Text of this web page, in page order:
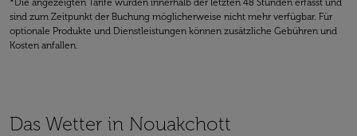
*Die angezeigten Tarife wurden innerhalb der letzten 48 Stunden erfasst und
sind zum Zeitpunkt der Buchung möglicherweise nicht mehr verfügbar. Für
optionale Produkte und Dienstleistungen können zusätzliche Gebühren und
Kosten anfallen.
Das Wetter in Nouakchott